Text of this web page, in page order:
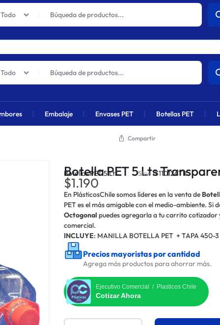
actuales sufrirán un aumento global próximamente debido al alza en
Todo
Embalaje Envases PET Botellas PET
Todo
Compartir
Botella PET 5 Lts
Botellas PET 5 Lts Sku:13110126TR
$1.190
En PlásticosChile somos líderes en la venta de
PET es el más amigable con el medio-ambiente. Si
Octogonal puedes agregarla a tu carrito
comercial.
INCLUYE: MANILLA BOTELLA PET + TAPA 450-3
Precios mayoristas por cantidad
Agrega más productos para ahorrar más.
Ejecutivo Comercial / Plasticos Chile
Cotizar Ahora